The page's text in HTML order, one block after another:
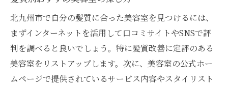
北九州市で自分の髪質に合った美容室を見つけるには、
まずインターネットを活用して口コミサイトやSNSで評
判を調べると良いでしょう。特に髪質改善に定評のある
美容室をリストアップします。次に、美容室の公式ホー
ムページで提供されているサービス内容やスタイリスト